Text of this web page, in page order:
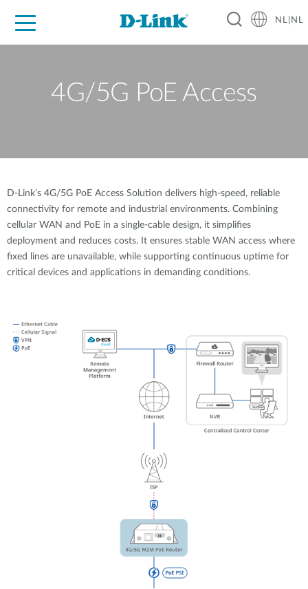
NL|NL
4G/5G PoE Access
D-Link’s 4G/5G PoE Access Solution delivers high-speed, reliable
connectivity for remote and industrial environments. Combining
cellular WAN and PoE in a single-cable design, it simplifies
deployment and reduces costs. It ensures stable WAN access where
fixed lines are unavailable, while supporting continuous uptime for
critical devices and applications in demanding conditions.